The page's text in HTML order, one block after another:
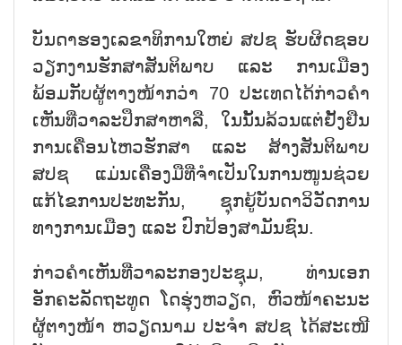
ບັນດາຮອງເລຂາທິການໃຫຍ່ ສປຊ ຮັບຜິດຊອບ
ວຽກງານຮັກສາສັນຕິພາບ ແລະ ການເມືອງ
ພ້ອມກັບຜູ້ຕາງໜ້າກວ່າ 70 ປະເທດໄດ້ກ່າວຄຳ
ເຫັນທີ່ວາລະປຶກສາຫາລື, ໃນນັ້ນລ້ວນແຕ່ຢັ້ງຢືນ
ການເຄື່ອນໄຫວຮັກສາ ແລະ ສ້າງສັນຕິພາບ
ສປຊ ແມ່ນເຄື່ອງມືທີ່ຈຳເປັນໃນການໜູນຊ່ວຍ
ແກ້ໄຂການປະທະກັນ, ຊຸກຍູ້ບັນດາວິວັດການ
ທາງການເມືອງ ແລະ ປົກປ້ອງສາມັນຊົນ.
ກ່າວຄຳເຫັນທີ່ວາລະກອງປະຊຸມ, ທ່ານເອກ
ອັກຄະລັດຖະທູດ ໂດຮຸ່ງຫວຽດ, ຫົວໜ້າຄະນະ
ຜູ້ຕາງໜ້າ ຫວຽດນາມ ປະຈຳ ສປຊ ໄດ້ສະເໜີ